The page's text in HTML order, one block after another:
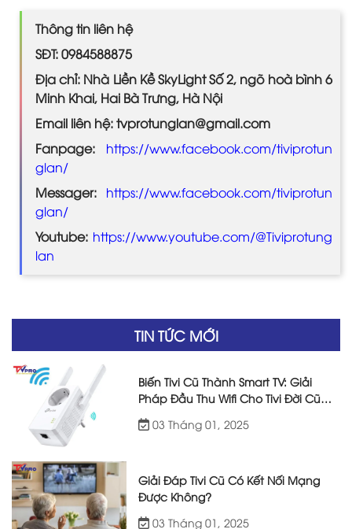
Thông tin liên hệ
SĐT: 0984588875
Địa chỉ: Nhà Liền Kề SkyLight Số 2, ngõ hoà bình 6
Minh Khai, Hai Bà Trưng, Hà Nội
Email liên hệ: tvprotunglan@gmail.com
Fanpage: https://www.facebook.com/tiviprotun
glan/
Messager: https://www.facebook.com/tiviprotun
glan/
Youtube: https://www.youtube.com/@Tiviprotung
lan
TIN TỨC MỚI
Biến Tivi Cũ Thành Smart TV: Giải
Pháp Đầu Thu Wifi Cho Tivi Đời Cũ
Hiệu Quả
03 Tháng 01, 2025
Giải Đáp Tivi Cũ Có Kết Nối Mạng
Được Không?
03 Tháng 01, 2025